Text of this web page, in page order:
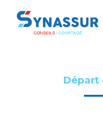
Départ